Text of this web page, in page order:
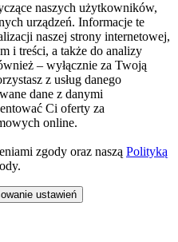
naszych użytkowników,
urządzeń. Informacje te
naszej strony internetowej,
i treści, a także do analizy
– wyłącznie za Twoją
z usług danego
dane z danymi
Ci oferty za
online.
zgody oraz naszą Polityką
ustawień